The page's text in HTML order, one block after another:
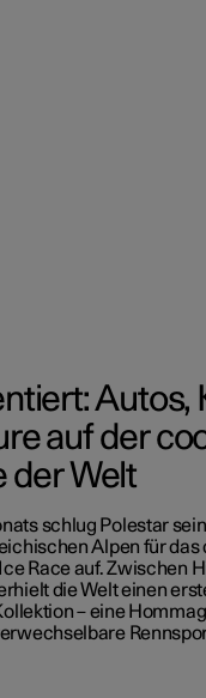
Autos,
auf der
der Welt
schlug Polestar
Alpen für das
Race auf. Zwischen
die Welt einen
– eine